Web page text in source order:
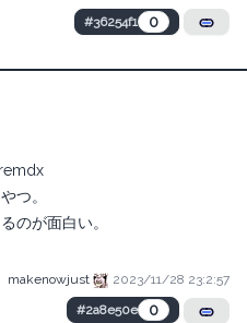
#36254f1
0
つ。
のが面白い。
makenowjust
2023/11/28 23:2:57
#2a8e50e
0